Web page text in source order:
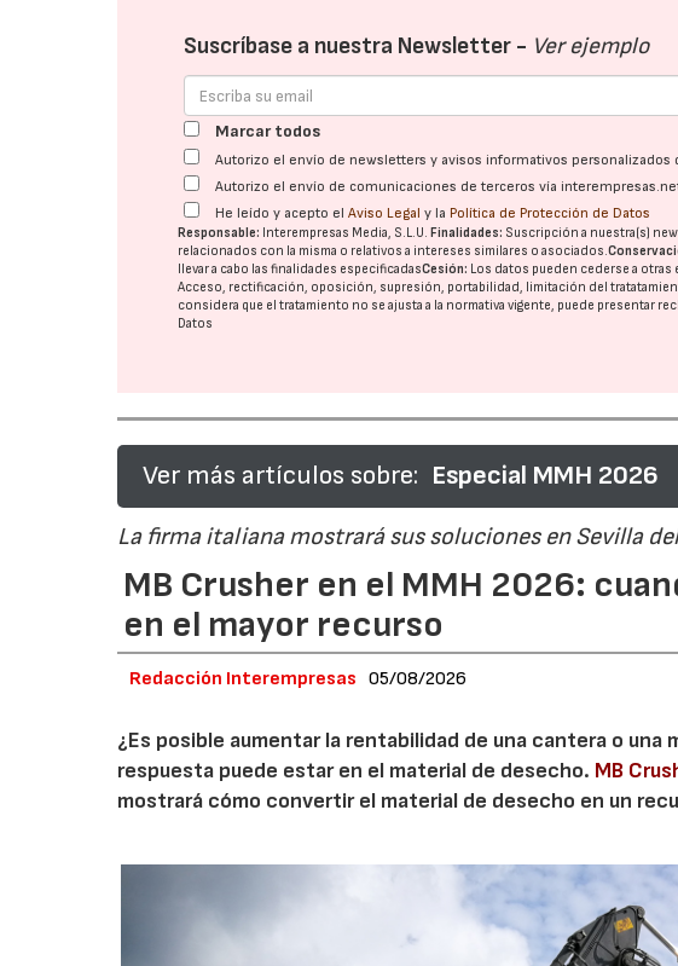
Suscríbase a nuestra Newsletter - Ver ejemplo
Marcar todos
Autorizo el envío de newsletters y avisos informativos personalizados
Autorizo el envío de comunicaciones de terceros vía
He leído y acepto elAviso Legal y la Política de Protección de Datos
Responsable: Interempresas Media, S.L.U. Finalidades: Suscripción a nuestra(s)
relacionados con la misma o relativos a intereses similares o asociados.
llevar a cabo las finalidades especificadasCesión: Los datos pueden cederse a otras
Acceso, rectificación, oposición, supresión, portabilidad, limitación del
considera que el tratamiento no se ajusta a la normativa vigente, puede presentar
Datos
Ver más artículos sobre: Especial MMH 2026
La firma italiana mostrará sus soluciones en Sevilla
MB Crusher en el MMH 2026:
en el mayor recurso
Redacción Interempresas 05/08/2026
¿Es posible aumentar la rentabilidad de una cantera o una
respuesta puede estar en el material de desecho. MB
mostrará cómo convertir el material de desecho en un